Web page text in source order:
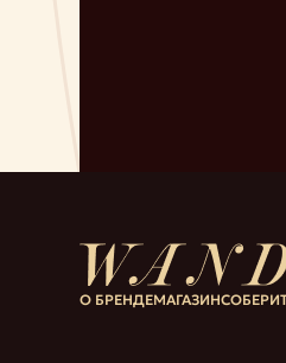
О БРЕНДЕМАГАЗИН